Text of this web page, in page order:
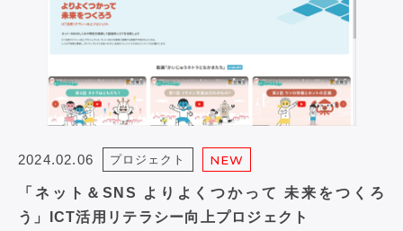
2024.02.06 プロジェクト NEW
「ネット＆SNS よりよくつかって 未来をつくろ
う」ICT活用リテラシー向上プロジェクト